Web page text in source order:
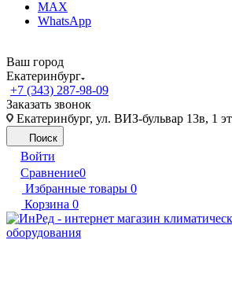
MAX
WhatsApp
Ваш город
Екатеринбург
+7 (343) 287-98-09
Заказать звонок
Екатеринбург, ул. ВИЗ-бульвар 13в, 1
Поиск
Войти
Сравнение0
Избранные товары 0
Корзина 0